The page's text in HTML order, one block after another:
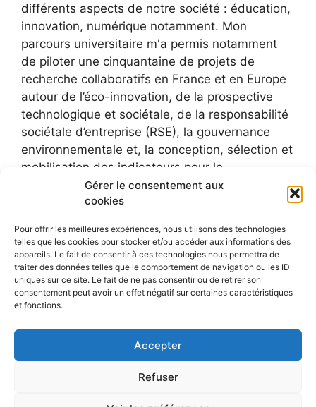
Gérer le consentement aux
cookies
Pour offrir les meilleures expériences, nous utilisons des technologies
telles que les cookies pour stocker et/ou accéder aux informations des
appareils. Le fait de consentir à ces technologies nous permettra de
traiter des données telles que le comportement de navigation ou les ID
uniques sur ce site. Le fait de ne pas consentir ou de retirer son
consentement peut avoir un effet négatif sur certaines caractéristiques
et fonctions.
Accepter
Refuser
différents aspects de notre société : éducation,
innovation, numérique notamment. Mon
parcours universitaire m'a permis notamment
de piloter une cinquantaine de projets de
recherche collaboratifs en France et en Europe
autour de l’éco-innovation, de la prospective
technologique et sociétale, de la responsabilité
sociétale d’entreprise (RSE), la gouvernance
environnementale et, la conception, sélection et
mobilisation des indicateurs pour le
développement durable.